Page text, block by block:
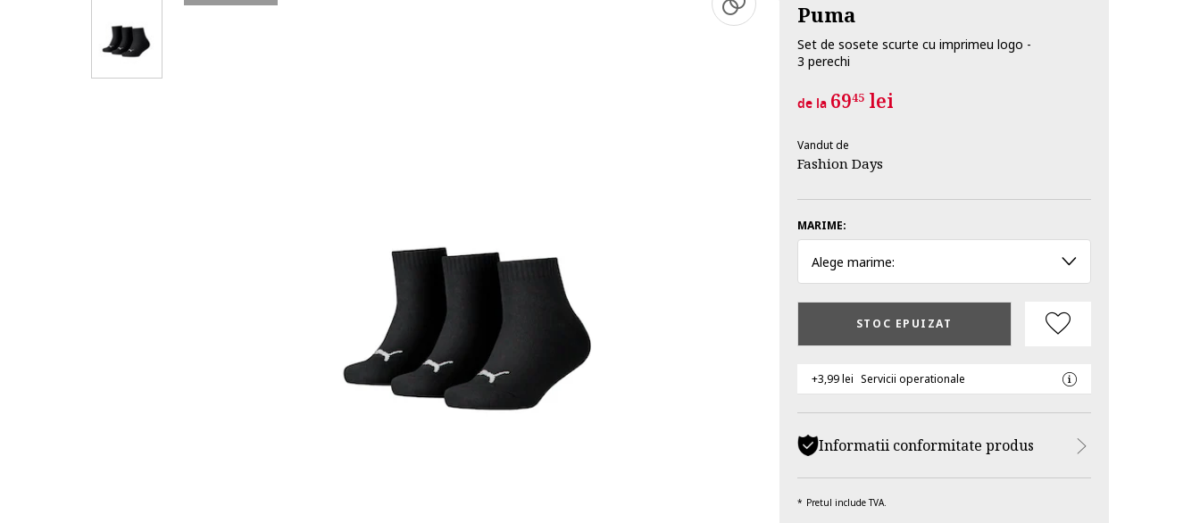
Puma
Set de sosete scurte cu imprimeu logo -
3 perechi
de la 6945lei
Vandut de
Fashion Days
MARIME:
Alege marime:
STOC EPUIZAT
+3,99 lei Servicii operationale
Informatii conformitate produs
Pretul include TVA.